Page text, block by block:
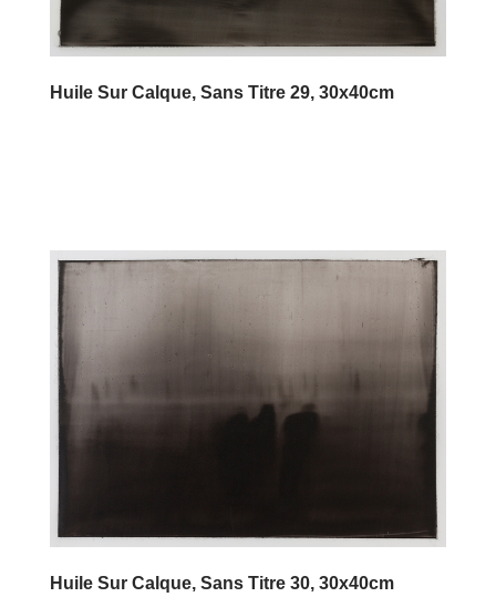
Huile Sur Calque, Sans Titre 29, 30x40cm
Huile Sur Calque, Sans Titre 30, 30x40cm